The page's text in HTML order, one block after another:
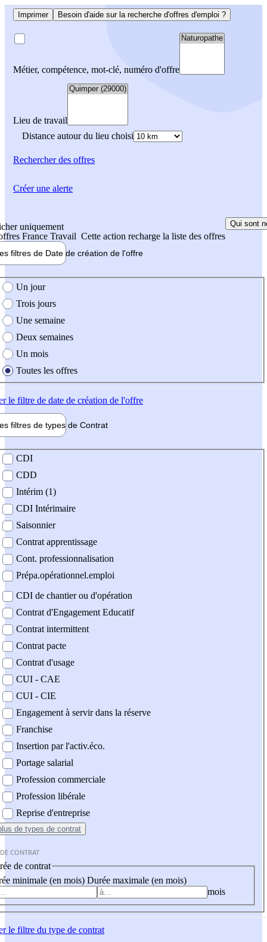
Imprimer Besoin d'aide sur la recherche d'offres d'emploi ?
Métier, compétence, mot-clé, numéro d'offre
Lieu de travail
Distance autour du lieu choisi
Rechercherdes offres
uniquement
France Travail Cette action recharge la liste des offres
Qui sont
filtres de Date de création de l'offre
création de l'offre
Un jour
Trois jours
Une semaine
Deux semaines
Un mois
Toutes les offres
le filtre de date de création de l'offre
filtres de types de Contrat
contrat
CDI
CDD
Intérim (1)
CDI Intérimaire
Saisonnier
Contrat apprentissage
Cont. professionnalisation
Prépa.opérationnel.emploi
CDI de chantier ou d'opération
Contrat d'Engagement Educatif
Contrat intermittent
Contrat pacte
Contrat d'usage
CUI - CAE
CUI - CIE
Engagement à servir dans la réserve
Franchise
Insertion par l'activ.éco.
Portage salarial
Profession commerciale
Profession libérale
Reprise d'entreprise
de types de contrat
CONTRAT
de contrat
minimale (en mois) Durée maximale (en mois)
mois
le filtre du type de contrat
Créer une alerte